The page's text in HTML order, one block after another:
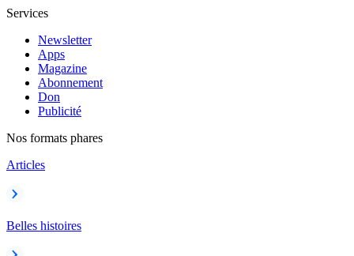
Services
Newsletter
Apps
Magazine
Abonnement
Don
Publicité
Nos formats phares
Articles
Belles histoires